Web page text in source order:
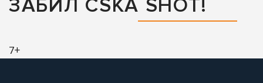
ЗАБИЛ CSKA SHOT!
7+